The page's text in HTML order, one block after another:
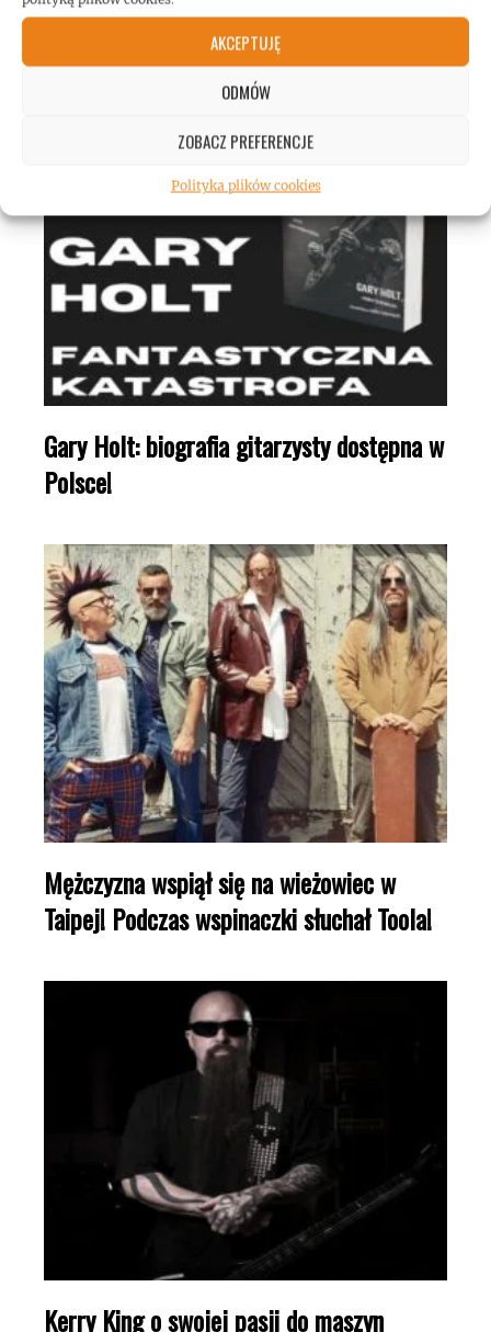
AKCEPTUJĘ
ODMÓW
ZOBACZ PREFERENCJE
Polityka plików cookies
ROCKMETAL F***T
Gary Holt: biografia gitarzysty dostępna w
Polsce!
Mężczyzna wspiął się na wieżowiec w
Taipej! Podczas wspinaczki słuchał Toola!
Kerry King o swojej pasji do maszyn